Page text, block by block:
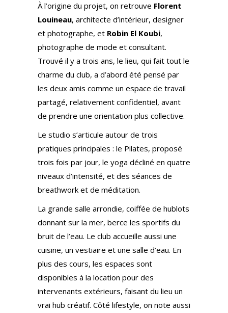
À l’origine du projet, on retrouve Florent
Louineau, architecte d’intérieur, designer
et photographe, et Robin El Koubi,
photographe de mode et consultant.
Trouvé il y a trois ans, le lieu, qui fait tout le
charme du club, a d’abord été pensé par
les deux amis comme un espace de travail
partagé, relativement confidentiel, avant
de prendre une orientation plus collective.
Le studio s’articule autour de trois
pratiques principales : le Pilates, proposé
trois fois par jour, le yoga décliné en quatre
niveaux d’intensité, et des séances de
breathwork et de méditation.
La grande salle arrondie, coiffée de hublots
donnant sur la mer, berce les sportifs du
bruit de l’eau. Le club accueille aussi une
cuisine, un vestiaire et une salle d’eau. En
plus des cours, les espaces sont
disponibles à la location pour des
intervenants extérieurs, faisant du lieu un
vrai hub créatif. Côté lifestyle, on note aussi